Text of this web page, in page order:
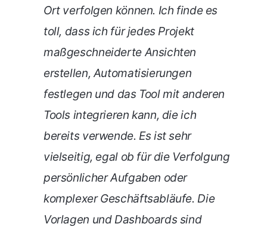
Ort verfolgen können. Ich finde es
toll, dass ich für jedes Projekt
maßgeschneiderte Ansichten
erstellen, Automatisierungen
festlegen und das Tool mit anderen
Tools integrieren kann, die ich
bereits verwende. Es ist sehr
vielseitig, egal ob für die Verfolgung
persönlicher Aufgaben oder
komplexer Geschäftsabläufe. Die
Vorlagen und Dashboards sind